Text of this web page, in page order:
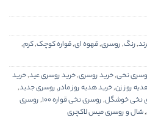
,رنگ,روسری,قهوه ای,قواره کوچک,کرم,
نخی,خرید روسری,خرید روسری عید,خرید
روز زن,خرید هدیه روز مادر,روسری جدید,
نخی خوشگل,روسری نخی قواره 100 ,روسری
,شال و روسری میس لاکچری